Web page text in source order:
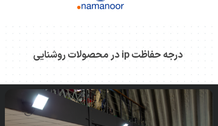
درجه حفاظت ip در محصولات روشنایی